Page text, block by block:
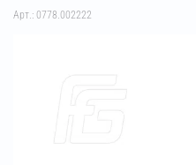
Арт.: 0778.002222